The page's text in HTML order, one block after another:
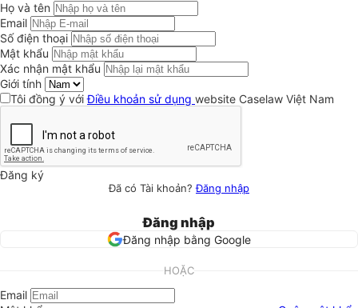
Họ và tên
Email
Số điện thoại
Mật khẩu
Xác nhận mật khẩu
Giới tính
Tôi đồng ý vớiĐiều khoản sử dụng website Caselaw Việt Nam
Đăng ký
Đã có Tài khoản?Đăng nhập
Đăng nhập
Đăng nhập bằng Google
HOẶC
Email